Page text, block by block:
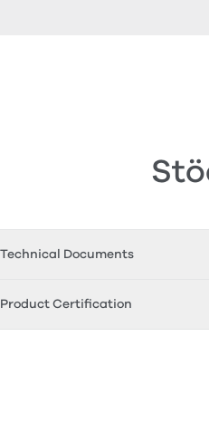
Technical Documents
Product Certification